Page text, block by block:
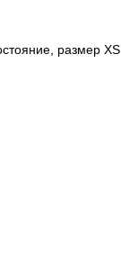
размер XS